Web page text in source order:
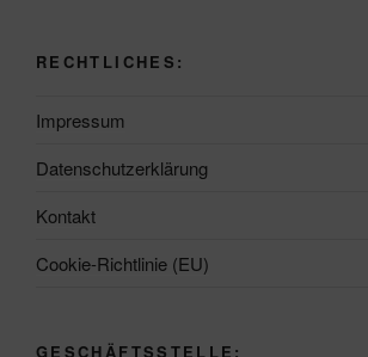
RECHTLICHES:
Impressum
Datenschutzerklärung
Kontakt
Cookie-Richtlinie (EU)
GESCHÄFTSSTELLE: